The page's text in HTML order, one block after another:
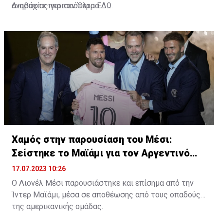
ανησυχίας για τον Όλτρα.
Διαβάστε περισσότεραΕΔΩ
Χαμός στην παρουσίαση του Μέσι:
Σείστηκε το Μαϊάμι για τον Αργεντινό
σταρ
17.07.2023 10:26
Ο Λιονέλ Μέσι παρουσιάστηκε και επίσημα από την
Ίντερ Μαϊάμι, μέσα σε αποθέωσης από τους οπαδούς
της αμερικανικής ομάδας.